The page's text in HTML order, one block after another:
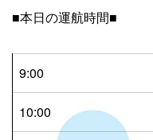
■本日の運航時間■
9:00
10:00